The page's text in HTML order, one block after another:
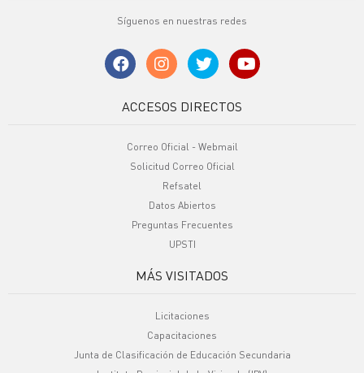
Síguenos en nuestras redes
ACCESOS DIRECTOS
Correo Oficial - Webmail
Solicitud Correo Oficial
Refsatel
Datos Abiertos
Preguntas Frecuentes
UPSTI
MÁS VISITADOS
Licitaciones
Capacitaciones
Junta de Clasificación de Educación Secundaria